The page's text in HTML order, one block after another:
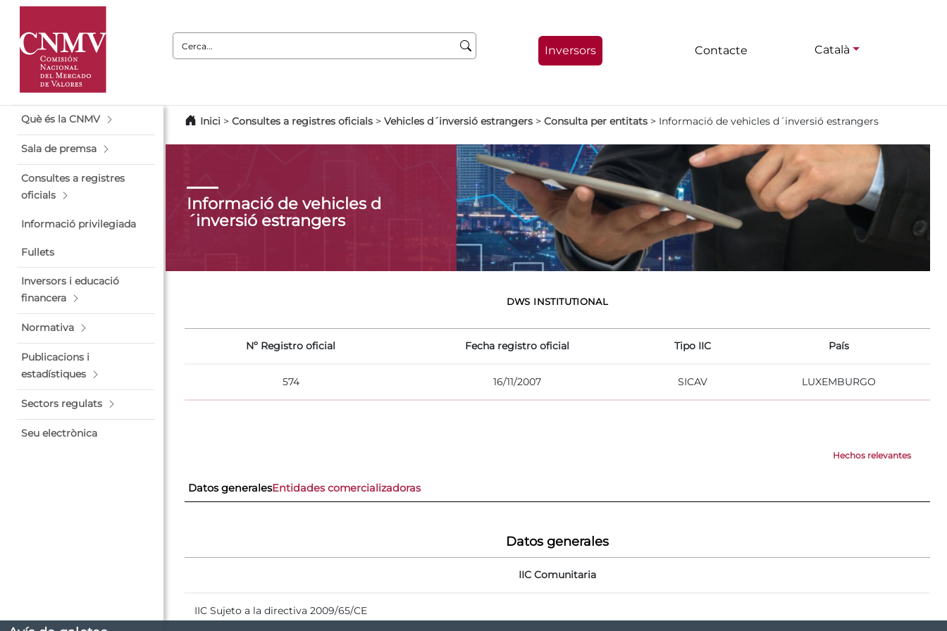
Cerca:
Inversors Contacte Català
Què és la CNMV
Sala de premsa
Consultes a registres
oficials
Informació privilegiada
Fullets
Inversors i educació
financera
Normativa
Publicacions i
estadístiques
Sectors regulats
Seu electrònica
Inici > Consultes a registres oficials > Vehicles d´inversió estrangers > Consulta per entitats > Informació de vehicles d´inversió estrangers
Informació de vehicles d
´inversió estrangers
DWS INSTITUTIONAL
Nº Registro oficial Fecha registro oficial Tipo IIC País
574 16/11/2007 SICAV LUXEMBURGO
Hechos relevantes
Datos generalesEntidades comercializadoras
Datos generales
IIC Comunitaria
IIC Sujeto a la directiva 2009/65/CE